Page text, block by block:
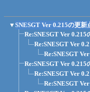
▼ SNESGT Ver 0.215の更新
Re:SNESGT Ver 0.215
Re:SNESGT Ver
Re:SNESGT
Re:SNESGT Ver 0.215
Re:SNESGT Ver
Re:SNESGT